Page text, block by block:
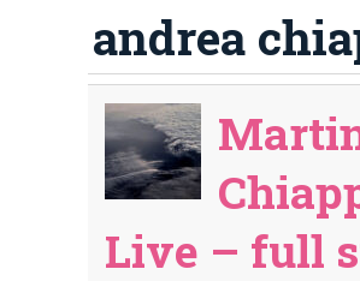
andrea
Live – full